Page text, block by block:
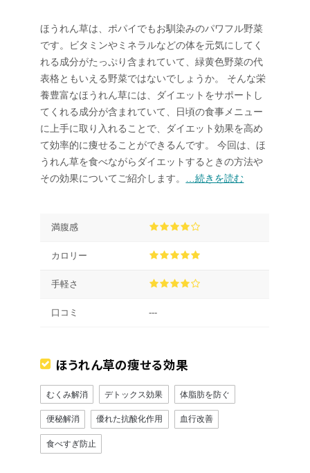
ほうれん草は、ポパイでもお馴染みのパワフル野菜
です。ビタミンやミネラルなどの体を元気にしてく
れる成分がたっぷり含まれていて、緑黄色野菜の代
表格ともいえる野菜ではないでしょうか。 そんな栄
養豊富なほうれん草には、ダイエットをサポートし
てくれる成分が含まれていて、日頃の食事メニュー
に上手に取り入れることで、ダイエット効果を高め
て効率的に痩せることができるんです。 今回は、ほ
うれん草を食べながらダイエットするときの方法や
その効果についてご紹介します。 …続きを読む
満腹感
カロリー
手軽さ
口コミ ---
ほうれん草の痩せる効果
むくみ解消 デトックス効果 体脂肪を防ぐ
便秘解消 優れた抗酸化作用 血行改善
食べすぎ防止